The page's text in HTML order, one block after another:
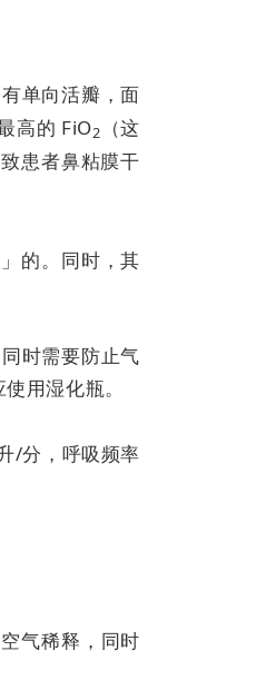
单向活瓣，面
高的 FiO2
（这
患者鼻粘膜干
的。同时，其
时需要防止气
用湿化瓶。
/分，呼吸频率
气稀释，同时